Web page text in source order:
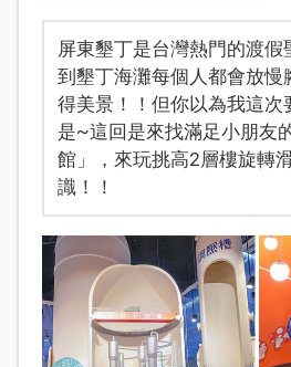
屏東墾丁是台灣熱門的渡
到墾丁海灘每個人都會放慢
得美景！！但你以為我這次
是~這回是來找滿足小朋友
館」，來玩挑高2層樓旋轉
識！！